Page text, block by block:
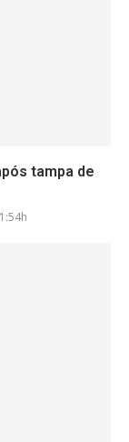
tampa de